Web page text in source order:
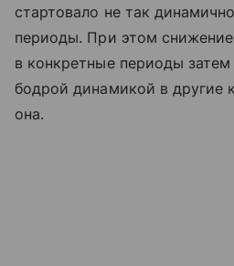
стартовало не так
периоды. При этом
в конкретные периоды
бодрой динамикой в другие
она.